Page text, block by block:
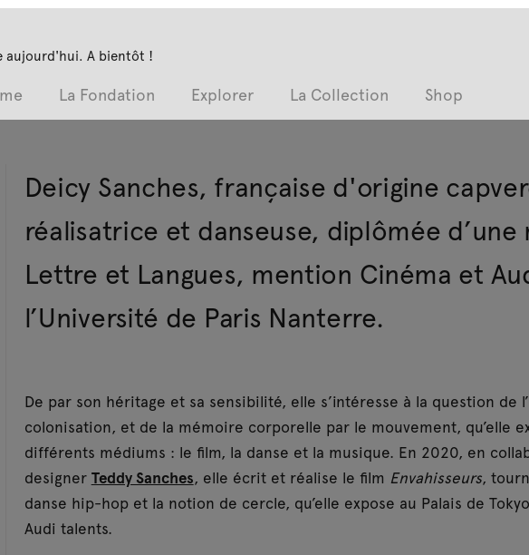
aujourd'hui. A bientôt !
La Fondation Explorer La Collection Shop
Deicy Sanches, française d'origine
réalisatrice et danseuse, diplômée d’une
Lettre et Langues, mention Cinéma et
l’Université de Paris Nanterre.
De par son héritage et sa sensibilité, elle s’intéresse à la question de
colonisation, et de la mémoire corporelle par le mouvement, qu’elle
différents médiums : le film, la danse et la musique. En 2020, en
designer Teddy Sanches, elle écrit et réalise le film Envahisseurs,
danse hip-hop et la notion de cercle, qu’elle expose au Palais de
Audi talents.